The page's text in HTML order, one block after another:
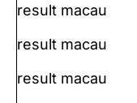
result macau
result macau
result macau